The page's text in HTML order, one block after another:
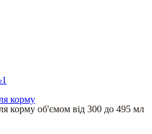
корму
корму об'ємом від 300 до 495 мл